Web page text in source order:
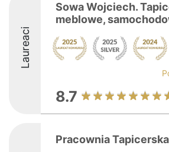
Laureaci
Sowa Wojciech.
meblowe,
8.7
Pracownia